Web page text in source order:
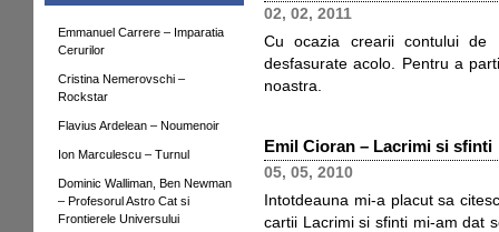
Emmanuel Carrere – Imparatia
Cerurilor
Cristina Nemerovschi –
Rockstar
Flavius Ardelean – Noumenoir
Ion Marculescu – Turnul
Dominic Walliman, Ben Newman
– Profesorul Astro Cat si
Frontierele Universului
02, 02, 2011
Cu ocazia crearii contului de
desfasurate acolo. Pentru a
noastra.
Emil Cioran – Lacrimi si sfinti
05, 05, 2010
Intotdeauna mi-a placut sa
cartii Lacrimi si sfinti mi-am dat